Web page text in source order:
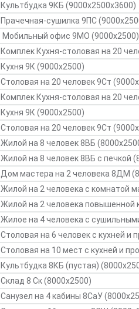
Культбудка 9КБ (9000х2500х3600)
Прачечная-сушилка 9ПС
Мобильный офис 9МО (9000х2500)
Комплек Кухня-столовая на 20
Кухня 9К (9000х2500)
Столовая на 20 человек 9Ст
Комплек Кухня-столовая на 20
Кухня 9К (9000х2500)
Столовая на 20 человек 9Ст
Жилой на 8 человек 8ВБ
Жилой на 8 человек 8ВБ с печкой
Дом мастера на 2 человека 8ДМ
Жилой на 2 человека с комнатой
Жилой на 2 человека повышенной
Жилое на 4 человека с
Столовая на 6 человек с кухней
Столовая на 10 мест с кухней и
Культбудка 8КБ (пустая)
Склад 8 Ск (8000х2500)
Санузел на 4 кабины 8СаУ